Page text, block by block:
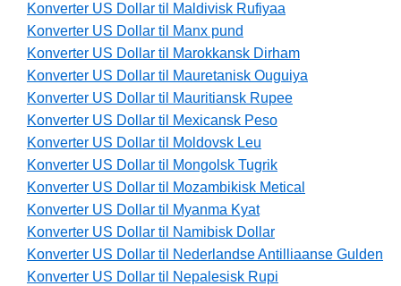
Konverter US Dollar til Maldivisk Rufiyaa
Konverter US Dollar til Manx pund
Konverter US Dollar til Marokkansk Dirham
Konverter US Dollar til Mauretanisk Ouguiya
Konverter US Dollar til Mauritiansk Rupee
Konverter US Dollar til Mexicansk Peso
Konverter US Dollar til Moldovsk Leu
Konverter US Dollar til Mongolsk Tugrik
Konverter US Dollar til Mozambikisk Metical
Konverter US Dollar til Myanma Kyat
Konverter US Dollar til Namibisk Dollar
Konverter US Dollar til Nederlandse Antilliaanse Gulden
Konverter US Dollar til Nepalesisk Rupi